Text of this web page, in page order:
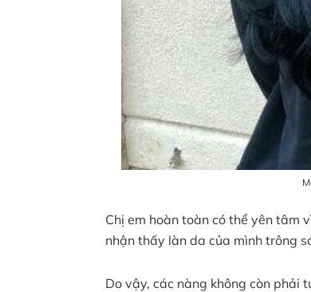
Chị em hoàn toàn có thể yên tâm
nhận thấy làn da của mình trông
Do vậy, các nàng không còn phải